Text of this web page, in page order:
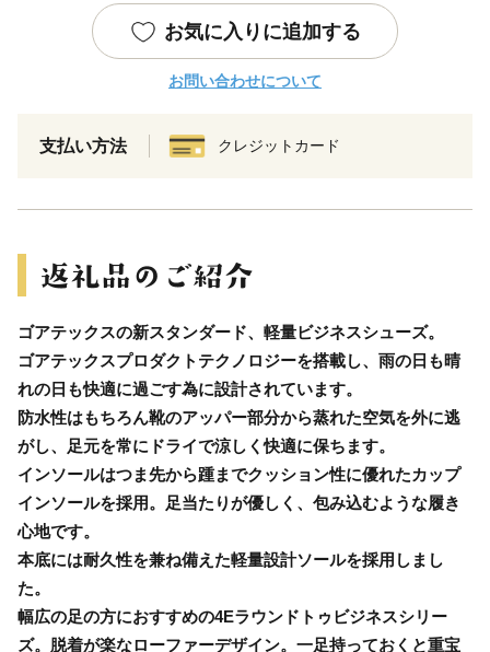
お気に入りに追加する
お問い合わせについて
支払い方法 クレジットカード
ゴアテックスの新スタンダード、軽量ビジネスシューズ。
ゴアテックスプロダクトテクノロジーを搭載し、雨の日も晴
れの日も快適に過ごす為に設計されています。
防水性はもちろん靴のアッパー部分から蒸れた空気を外に逃
がし、足元を常にドライで涼しく快適に保ちます。
インソールはつま先から踵までクッション性に優れたカップ
インソールを採用。足当たりが優しく、包み込むような履き
心地です。
本底には耐久性を兼ね備えた軽量設計ソールを採用しまし
た。
幅広の足の方におすすめの4Eラウンドトゥビジネスシリー
ズ。脱着が楽なローファーデザイン。一足持っておくと重宝